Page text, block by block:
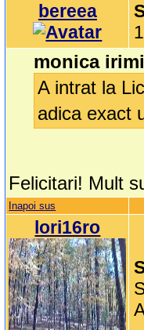
bereea
monica
A intrat la
adica exact
Felicitari! Mult
Inapoi sus
lori16ro